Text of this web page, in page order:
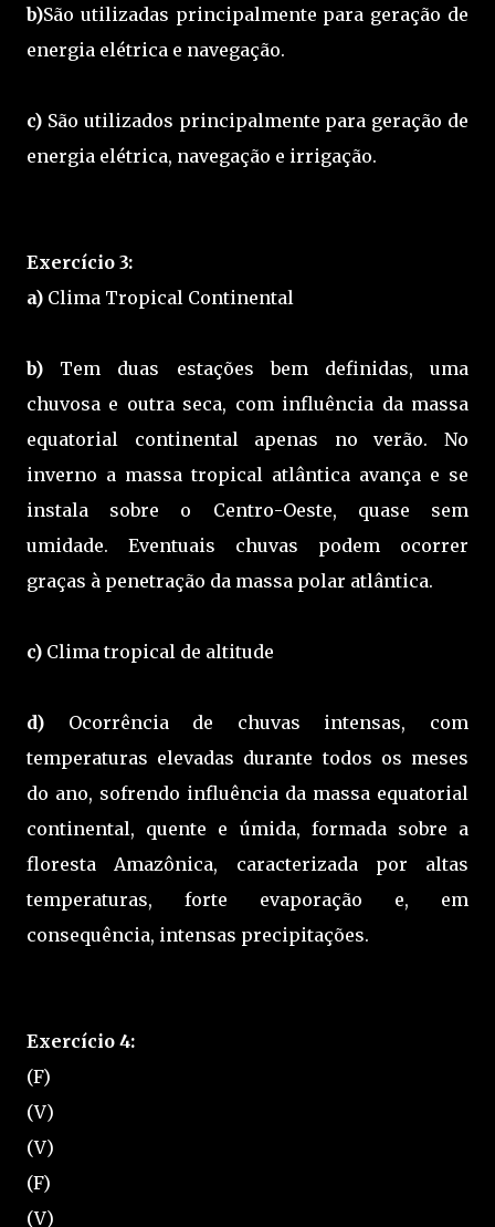
b)São utilizadas principalmente para geração de
energia elétrica e navegação.
c) São utilizados principalmente para geração de
energia elétrica, navegação e irrigação.
Exercício 3:
a) Clima Tropical Continental
b) Tem duas estações bem definidas, uma
chuvosa e outra seca, com influência da massa
equatorial continental apenas no verão. No
inverno a massa tropical atlântica avança e se
instala sobre o Centro-Oeste, quase sem
umidade. Eventuais chuvas podem ocorrer
graças à penetração da massa polar atlântica.
c) Clima tropical de altitude
d) Ocorrência de chuvas intensas, com
temperaturas elevadas durante todos os meses
do ano, sofrendo influência da massa equatorial
continental, quente e úmida, formada sobre a
floresta Amazônica, caracterizada por altas
temperaturas, forte evaporação e, em
consequência, intensas precipitações.
Exercício 4:
(F)
(V)
(V)
(F)
(V)